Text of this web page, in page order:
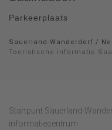
Parkeerplaats
Sauerland-Wanderdorf /
Toeristische informatie
Startpunt Sauerland-
informatiecentrum